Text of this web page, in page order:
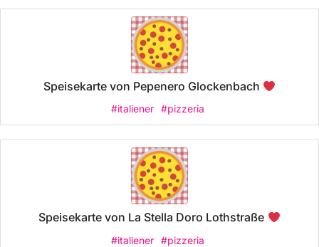
Speisekarte von Pepenero Glockenbach
#italiener #pizzeria
Speisekarte von La Stella Doro Lothstraße
#italiener #pizzeria